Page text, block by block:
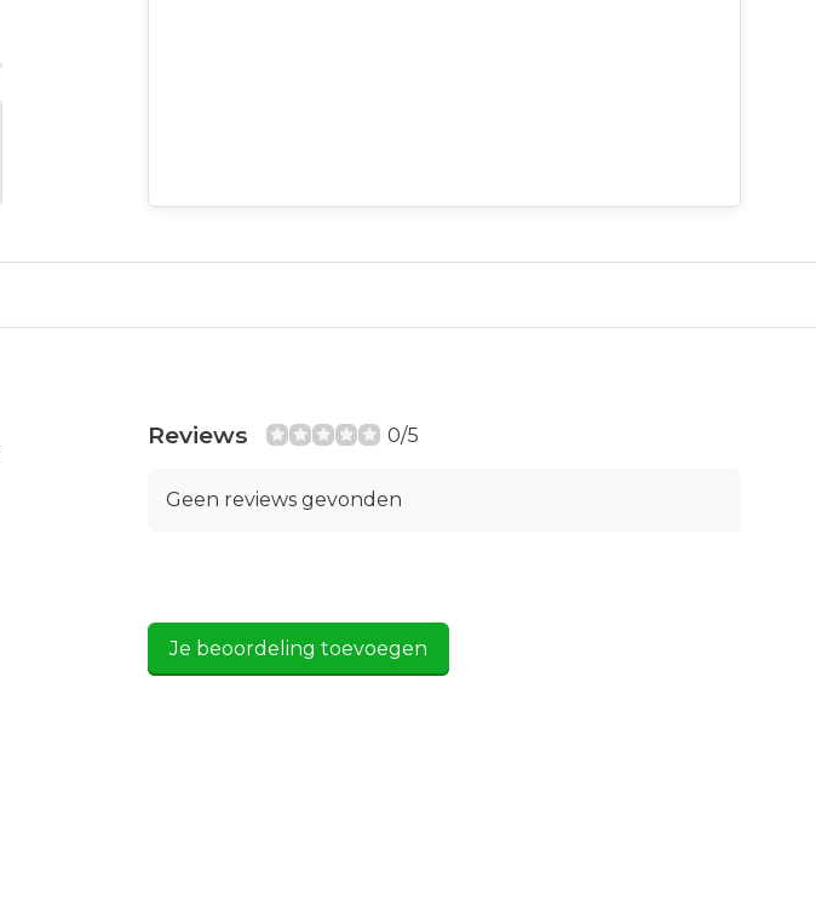
Reviews 0/5
Geen reviews gevonden
Je beoordeling toevoegen